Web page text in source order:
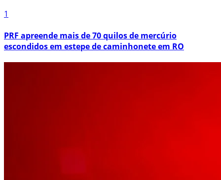
1
PRF apreende mais de 70 quilos de mercúrio
escondidos em estepe de caminhonete em RO